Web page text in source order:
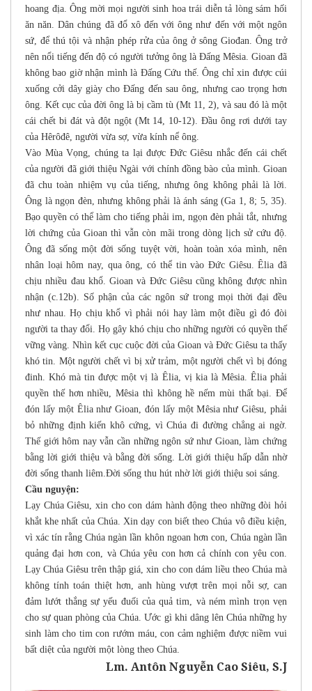
hoang địa. Ông mời mọi người sinh hoa trái diễn tả lòng sám hối
ăn năn. Dân chúng đã đổ xô đến với ông như đến với một ngôn
sứ, để thú tội và nhận phép rửa của ông ở sông Giođan. Ông trở
nên nổi tiếng đến độ có người tưởng ông là Đấng Mêsia. Gioan đã
không bao giờ nhận mình là Đấng Cứu thế. Ông chỉ xin được cúi
xuống cởi dây giày cho Đấng đến sau ông, nhưng cao trọng hơn
ông. Kết cục của đời ông là bị cầm tù (Mt 11, 2), và sau đó là một
cái chết bi đát và đột ngột (Mt 14, 10-12). Đầu ông rơi dưới tay
của Hêrôđê, người vừa sợ, vừa kính nể ông.
Vào Mùa Vọng, chúng ta lại được Đức Giêsu nhắc đến cái chết
của người đã giới thiệu Ngài với chính đồng bào của mình. Gioan
đã chu toàn nhiệm vụ của tiếng, nhưng ông không phải là lời.
Ông là ngọn đèn, nhưng không phải là ánh sáng (Ga 1, 8; 5, 35).
Bạo quyền có thể làm cho tiếng phải im, ngọn đèn phải tắt, nhưng
lời chứng của Gioan thì vẫn còn mãi trong dòng lịch sử cứu độ.
Ông đã sống một đời sống tuyệt vời, hoàn toàn xóa mình, nên
nhân loại hôm nay, qua ông, có thể tin vào Đức Giêsu. Êlia đã
chịu nhiều đau khổ. Gioan và Đức Giêsu cũng không được nhìn
nhận (c.12b). Số phận của các ngôn sứ trong mọi thời đại đều
như nhau. Họ chịu khổ vì phải nói hay làm một điều gì đó đòi
người ta thay đổi. Họ gây khó chịu cho những người có quyền thế
vững vàng. Nhìn kết cục cuộc đời của Gioan và Đức Giêsu ta thấy
khó tin. Một người chết vì bị xử trảm, một người chết vì bị đóng
đinh. Khó mà tin được một vị là Êlia, vị kia là Mêsia. Êlia phải
quyền thế hơn nhiều, Mêsia thì không hề nếm mùi thất bại. Để
đón lấy một Êlia như Gioan, đón lấy một Mêsia như Giêsu, phải
bỏ những định kiến khô cứng, vì Chúa đi đường chẳng ai ngờ.
Thế giới hôm nay vẫn cần những ngôn sứ như Gioan, làm chứng
bằng lời giới thiệu và bằng đời sống. Lời giới thiệu hấp dẫn nhờ
đời sống thanh liêm.Đời sống thu hút nhờ lời giới thiệu soi sáng.
Cầu nguyện:
Lạy Chúa Giêsu, xin cho con dám hành động theo những đòi hỏi
khắt khe nhất của Chúa. Xin dạy con biết theo Chúa vô điều kiện,
vì xác tín rằng Chúa ngàn lần khôn ngoan hơn con, Chúa ngàn lần
quảng đại hơn con, và Chúa yêu con hơn cả chính con yêu con.
Lạy Chúa Giêsu trên thập giá, xin cho con dám liều theo Chúa mà
không tính toán thiệt hơn, anh hùng vượt trên mọi nỗi sợ, can
đảm lướt thắng sự yếu đuối của quả tim, và ném mình trọn vẹn
cho sự quan phòng của Chúa. Ước gì khi dâng lên Chúa những hy
sinh làm cho tim con rướm máu, con cảm nghiệm được niềm vui
bất diệt của người một lòng theo Chúa.
Lm. Antôn Nguyễn Cao Siêu, S.J